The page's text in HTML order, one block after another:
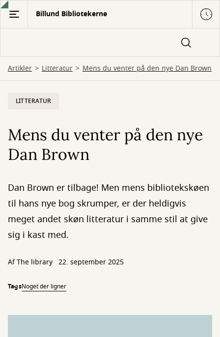
Gå
hovedindhold
Billund Bibliotekerne
Artikler Litteratur Mens du venter på den nye Dan Brown
LITTERATUR
Mens du venter på den nye
Dan Brown
Dan Brown er tilbage! Men mens bibliotekskøen
til hans nye bog skrumper, er der heldigvis
meget andet skøn litteratur i samme stil at give
sig i kast med.
Af The library 22. september 2025
TagsNoget der ligner